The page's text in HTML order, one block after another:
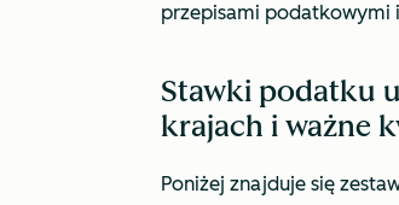
przepisami podatkowymi
Stawki podatku
krajach i ważne
Poniżej znajduje się